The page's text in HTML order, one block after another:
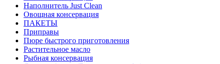
Наполнитель Just Clean
Овощная консервация
ПАКЕТЫ
Приправы
Пюре быстрого приготовления
Растительное масло
Рыбная консервация